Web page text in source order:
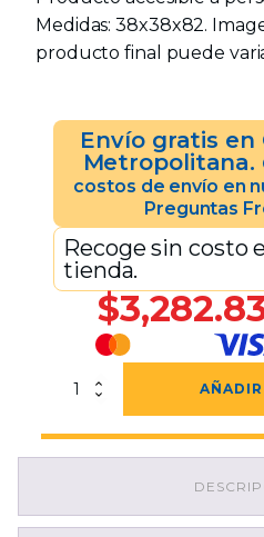
Medidas: 38x38x82.
producto final puede
Envío gratis en
Metropolitana.
costos de envío en
Preguntas
Recoge sin costo
tienda.
$
Contenedor
cantidad